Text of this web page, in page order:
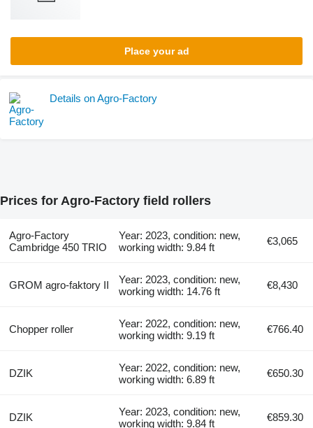
Place your ad
Details on Agro-Factory
Prices for Agro-Factory field rollers
Agro-Factory
Cambridge 450 TRIO
Year: 2023, condition: new,
working width: 9.84 ft
€3,065
GROM agro-faktory II
Year: 2023, condition: new,
working width: 14.76 ft
€8,430
Chopper roller
Year: 2022, condition: new,
working width: 9.19 ft
€766.40
DZIK
Year: 2022, condition: new,
working width: 6.89 ft
€650.30
DZIK
Year: 2023, condition: new,
working width: 9.84 ft
€859.30